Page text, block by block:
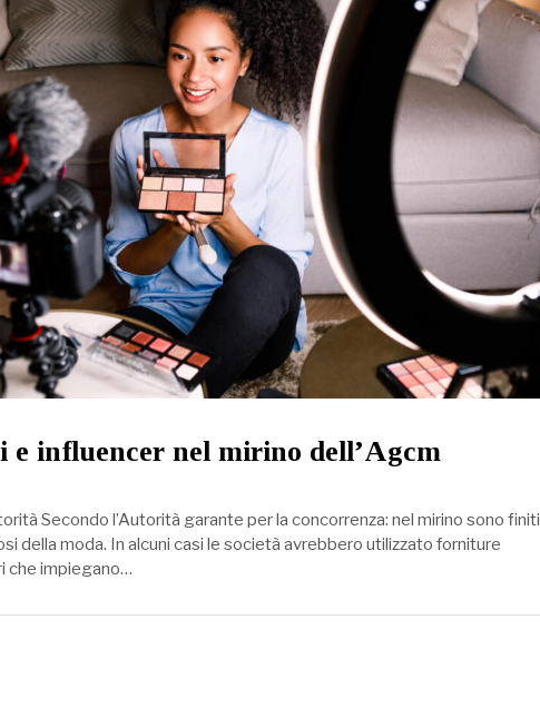
e influencer nel mirino dell’Agcm
Secondo l’Autorità garante per la concorrenza: nel mirino sono finiti
della moda. In alcuni casi le società avrebbero utilizzato forniture
che impiegano…